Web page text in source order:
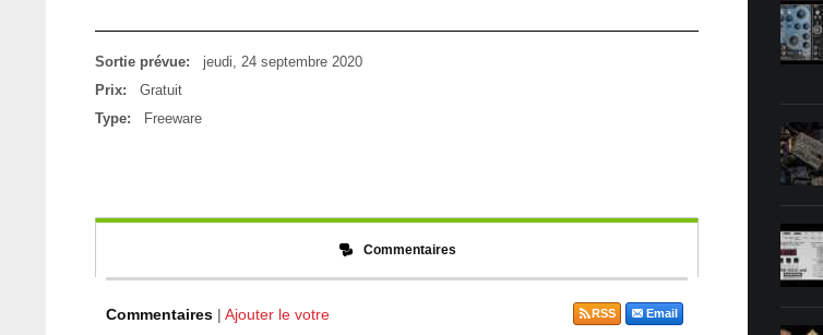
Sortie prévue:
jeudi, 24 septembre 2020
Prix:
Gratuit
Type:
Freeware
Commentaires
Commentaires | Ajouter le votre Email
RSS